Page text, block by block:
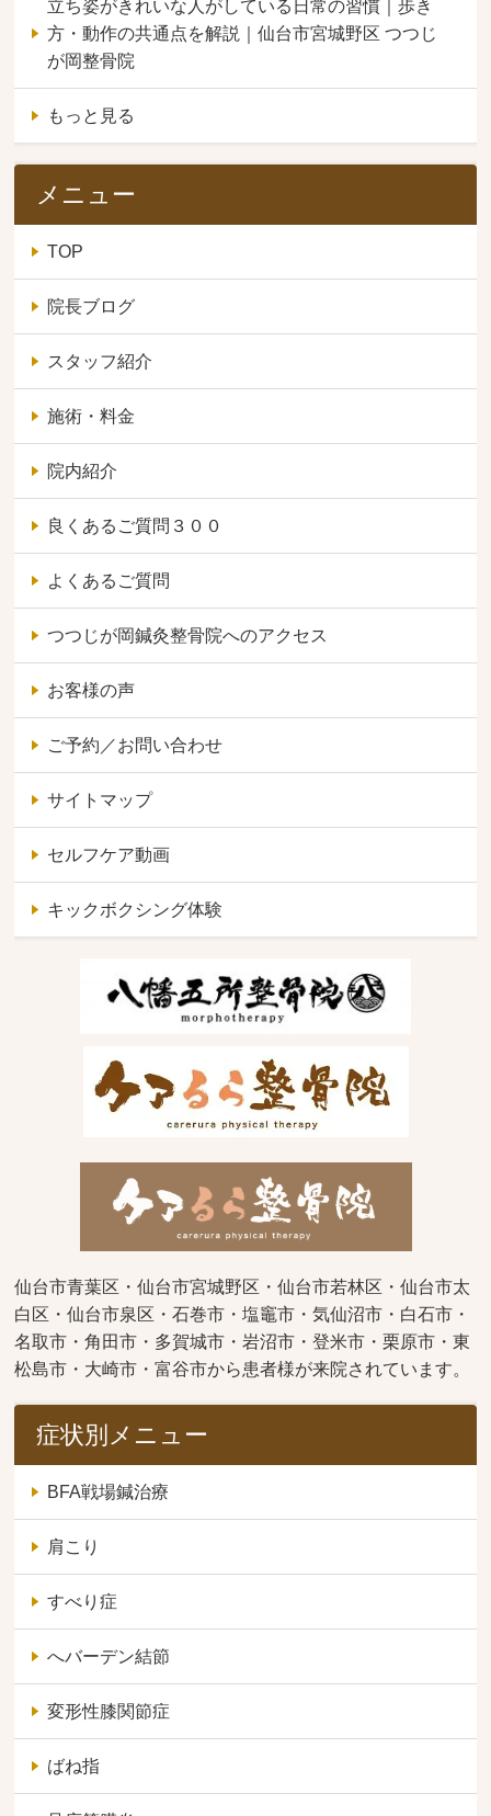
立ち姿がきれいな人がしている日常の習慣｜歩き
方・動作の共通点を解説｜仙台市宮城野区 つつじ
が岡整骨院
もっと見る
メニュー
TOP
院長ブログ
スタッフ紹介
施術・料金
院内紹介
良くあるご質問３００
よくあるご質問
つつじが岡鍼灸整骨院へのアクセス
お客様の声
ご予約／お問い合わせ
サイトマップ
セルフケア動画
キックボクシング体験
仙台市青葉区・仙台市宮城野区・仙台市若林区・仙台市太
白区・仙台市泉区・石巻市・塩竈市・気仙沼市・白石市・
名取市・角田市・多賀城市・岩沼市・登米市・栗原市・東
松島市・大崎市・富谷市から患者様が来院されています。
症状別メニュー
BFA戦場鍼治療
肩こり
すべり症
へバーデン結節
変形性膝関節症
ばね指